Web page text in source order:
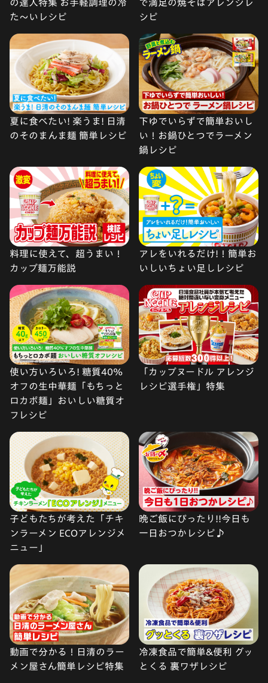
の達人特集 お手軽調理の冷
た〜いレシピ
で満足の焼そばアレンジレ
シピ
夏に食べたい! 楽うま! 日清
のそのまんま麺 簡単レシピ
下ゆでいらずで簡単おいし
い！お鍋ひとつでラーメン
鍋レシピ
料理に使えて、超うまい！
カップ麺万能説
アレをいれるだけ!！簡単お
いしいちょい足しレシピ
使い方いろいろ! 糖質40%
オフの生中華麺「もちっと
ロカボ麺」おいしい糖質オ
フレシピ
「カップヌードル アレンジ
レシピ選手権」特集
子どもたちが考えた「チキ
ンラーメン ECOアレンジメ
ニュー」
晩ご飯にぴったり!!今日も
一日おつかレシピ♪
動画で分かる！日清のラー
メン屋さん簡単レシピ特集
冷凍食品で簡単&便利 グッ
とくる 裏ワザレシピ